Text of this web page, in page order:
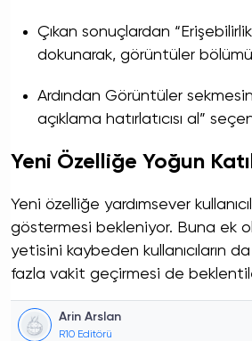
Çıkan sonuçlardan
dokunarak, görüntüler
Ardından Görüntüler
açıklama hatırlatıcısı al”
Yeni Özelliğe Yoğun
Yeni özelliğe yardımsever
göstermesi bekleniyor. Buna ek
yetisini kaybeden kullanıcıların
fazla vakit geçirmesi de
Arin Arslan
R10 Editörü